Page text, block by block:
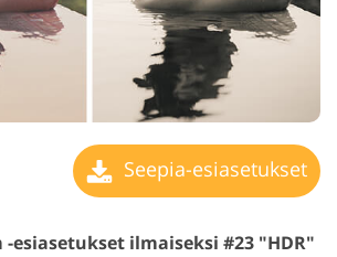
Seepia-esiasetukset
esiasetukset ilmaiseksi #23 "HDR"